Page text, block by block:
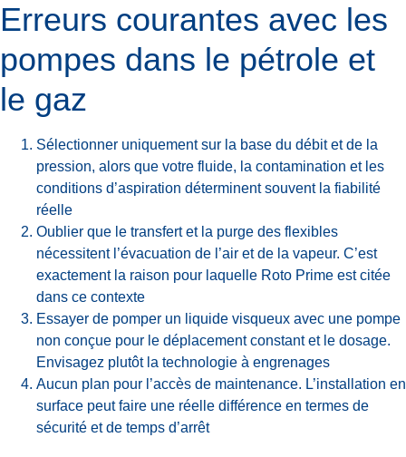
Erreurs courantes avec les
pompes dans le pétrole et
le gaz
Sélectionner uniquement sur la base du débit et de la
pression, alors que votre fluide, la contamination et les
conditions d’aspiration déterminent souvent la fiabilité
réelle
Oublier que le transfert et la purge des flexibles
nécessitent l’évacuation de l’air et de la vapeur. C’est
exactement la raison pour laquelle Roto Prime est citée
dans ce contexte
Essayer de pomper un liquide visqueux avec une pompe
non conçue pour le déplacement constant et le dosage.
Envisagez plutôt la technologie à engrenages
Aucun plan pour l’accès de maintenance. L’installation en
surface peut faire une réelle différence en termes de
sécurité et de temps d’arrêt